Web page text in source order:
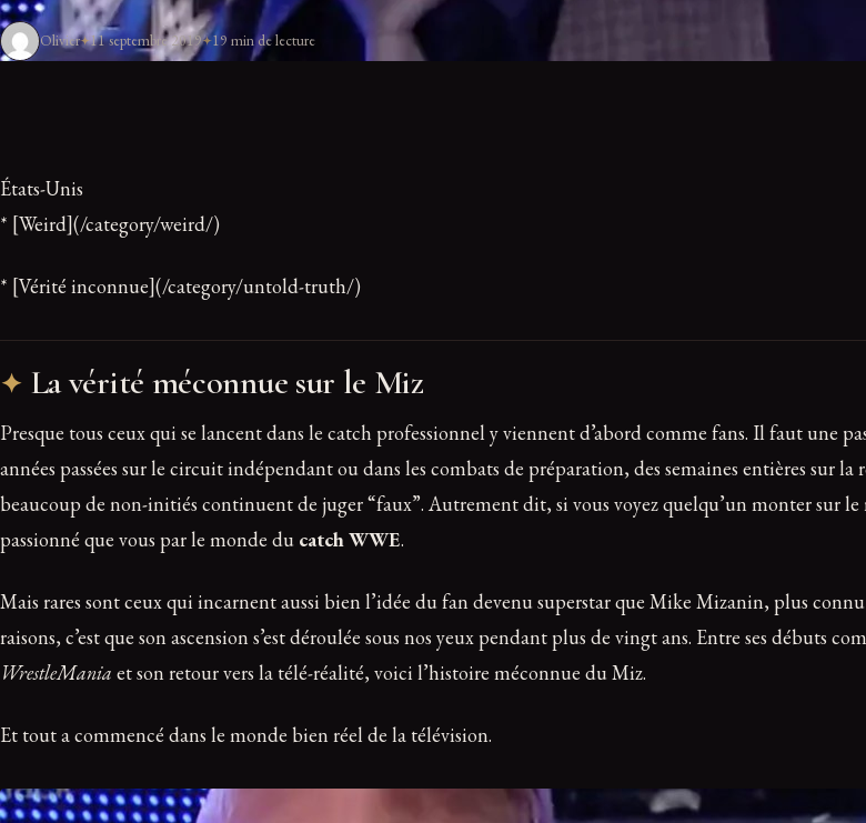
Olivier 11 septembre 2019 19 min de lecture
États-Unis
* [Weird](/category/weird/)
* [Vérité inconnue](/category/untold-truth/)
La vérité méconnue sur le Miz
Presque tous ceux qui se lancent dans le catch professionnel y viennent d’abord comme fans. Il faut une
années passées sur le circuit indépendant ou dans les combats de préparation, des semaines entières sur
beaucoup de non-initiés continuent de juger “faux”. Autrement dit, si vous voyez quelqu’un monter sur le
passionné que vous par le monde du catch WWE.
Mais rares sont ceux qui incarnent aussi bien l’idée du fan devenu superstar que Mike Mizanin, plus
raisons, c’est que son ascension s’est déroulée sous nos yeux pendant plus de vingt ans. Entre ses débuts
WrestleMania et son retour vers la télé-réalité, voici l’histoire méconnue du Miz.
Et tout a commencé dans le monde bien réel de la télévision.